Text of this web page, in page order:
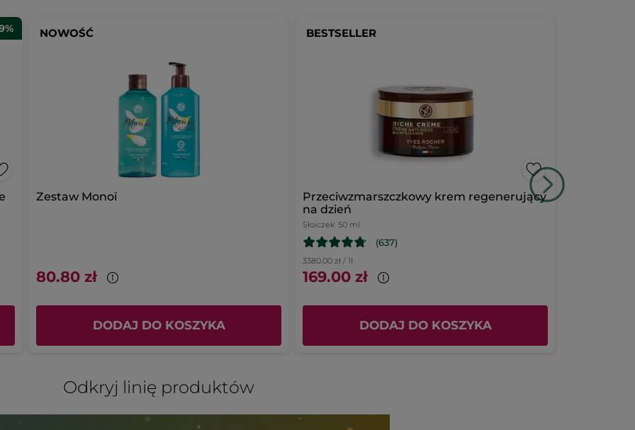
NOWOŚĆ
Zestaw Monoï
80.80 zł
DODAJ DO KOSZYKA
BESTSELLER
Przeciwzmarszczkowy krem regenerujący
na dzień
Słoiczek 50 ml
(637)
3380.00 zł / 1l
169.00 zł
DODAJ DO KOSZYKA
Odkryj linię produktów